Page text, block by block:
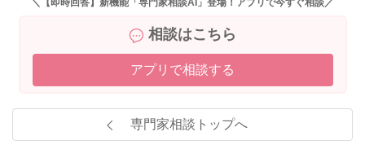
＼【即時回答】新機能「専門家相談AI」登場！アプリで今すぐ相談／
相談はこちら
アプリで相談する
専門家相談トップへ